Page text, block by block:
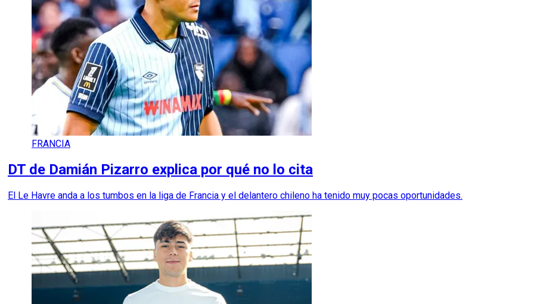
FRANCIA
DT de Damián Pizarro explica por qué no lo cita
El Le Havre anda a los tumbos en la liga de Francia y el delantero chileno ha tenido muy pocas oportunidades.